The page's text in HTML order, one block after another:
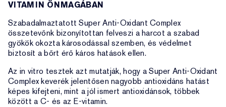
VITAMIN ÖNMAGÁBAN
Szabadalmaztatott Super Anti-Oxidant Complex
összetevőnk bizonyítottan felveszi a harcot a szabad
gyökök okozta károsodással szemben, és védelmet
biztosít a bőrt érő káros hatások ellen.
Az in vitro tesztek azt mutatják, hogy a Super Anti-Oxidant
Complex keverék jelentősen nagyobb antioxidáns hatást
képes kifejteni, mint a jól ismert antioxidánsok, többek
között a C- és az E-vitamin.